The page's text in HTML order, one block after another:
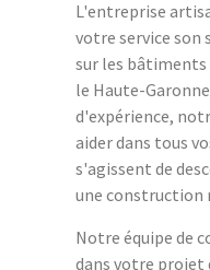
L'entreprise
votre service son
sur les bâtiments
le Haute-
d'expérience,
aider dans tous
s'agissent de
une construction
Notre équipe de
dans votre projet